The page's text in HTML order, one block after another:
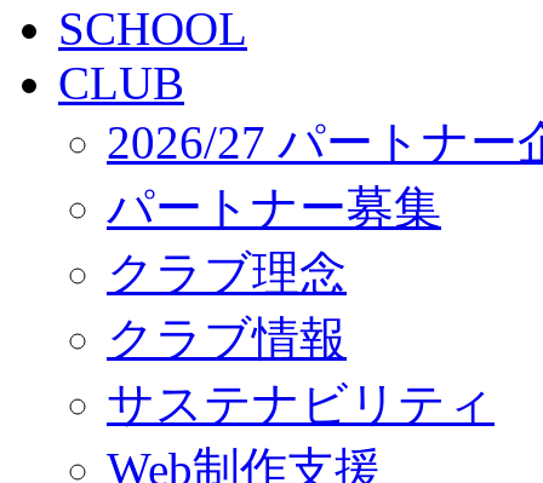
SCHOOL
CLUB
2026/27 パートナー
パートナー募集
クラブ理念
クラブ情報
サステナビリティ
Web制作支援